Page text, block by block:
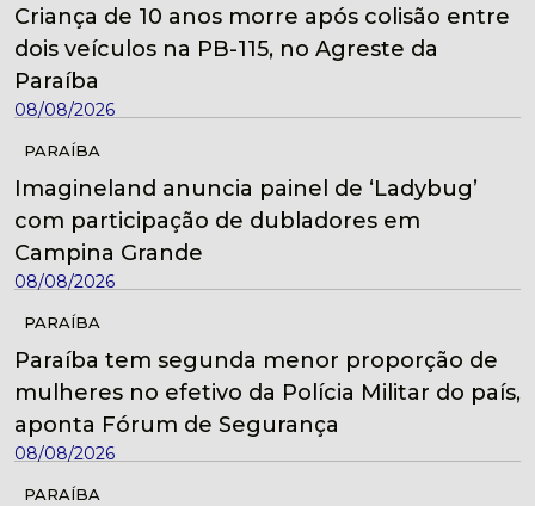
Criança de 10 anos morre após colisão entre
dois veículos na PB-115, no Agreste da
Paraíba
08/08/2026
PARAÍBA
Imagineland anuncia painel de ‘Ladybug’
com participação de dubladores em
Campina Grande
08/08/2026
PARAÍBA
Paraíba tem segunda menor proporção de
mulheres no efetivo da Polícia Militar do país,
aponta Fórum de Segurança
08/08/2026
PARAÍBA